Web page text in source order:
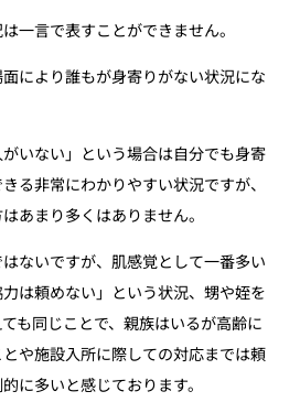
一言で表すことができません。
により誰もが身寄りがない状況にな
がいない」という場合は自分でも身寄
る非常にわかりやすい状況ですが、
あまり多くはありません。
ないですが、肌感覚として一番多い
は頼めない」という状況、甥や姪を
も同じことで、親族はいるが高齢に
や施設入所に際しての対応までは頼
に多いと感じております。